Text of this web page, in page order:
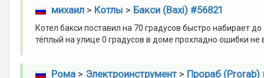
михаил> Котлы > Бакси (Baxi) #56821
Котел бакси поставил на 70 градусов быстро набирает
тёплый на улице 0 градусов в доме прохладно ошибки
Рома> Электроинструмент> Прораб (Prorab)